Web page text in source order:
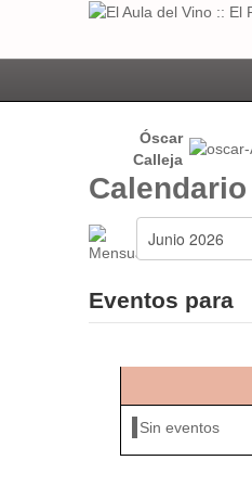
Óscar
Calleja
Eventos para
Sin eventos